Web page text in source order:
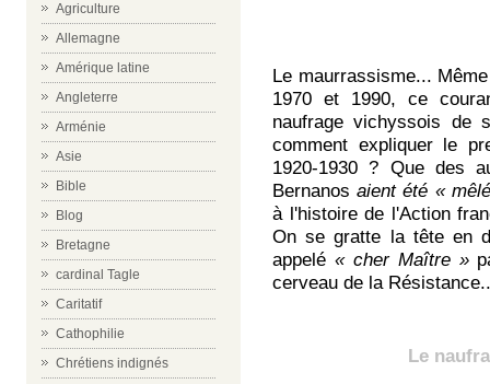
Agriculture
Allemagne
Amérique latine
Angleterre
Arménie
Asie
Bible
Blog
Bretagne
cardinal Tagle
Caritatif
Cathophilie
Chrétiens indignés
Le maurrassisme...
1970 et 1990, ce
naufrage vichyssois de
comment expliquer le
1920-1930 ? Que des
Bernanosaient été «
à l'histoire de l'Action
On se gratte la tête en
appelé « cher Maître »
cerveau de la Résistance.
Le